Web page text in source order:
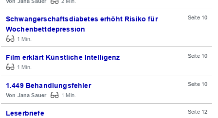
Schwangerschaftsdiabetes erhöht Risiko für
Wochenbettdepression
Seite 10
1 Min.
Film erklärt Künstliche Intelligenz
Seite 10
1 Min.
1.449 Behandlungsfehler Seite 10
Jana Sauer 1 Min.
Leserbriefe
Seite 12